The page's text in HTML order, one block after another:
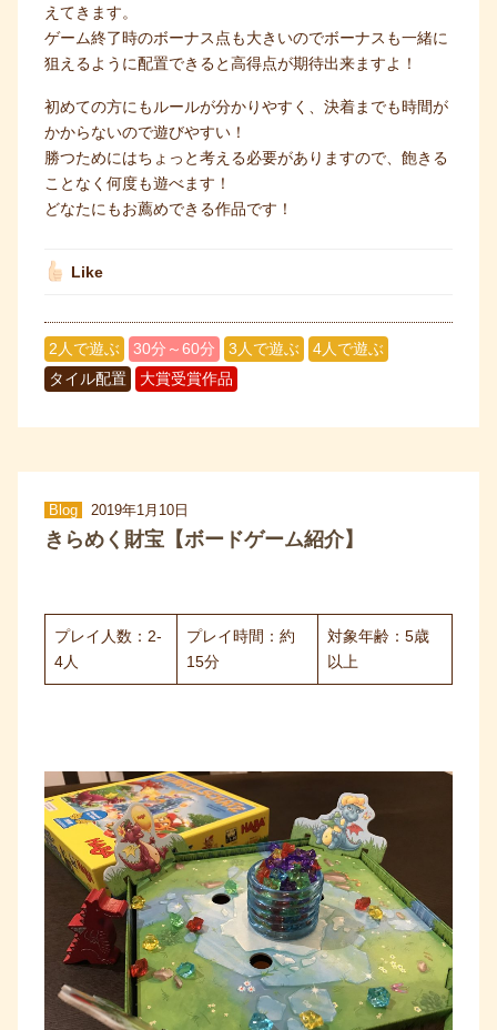
えてきます。
ゲーム終了時のボーナス点も大きいのでボーナスも一緒に
狙えるように配置できると高得点が期待出来ますよ！
初めての方にもルールが分かりやすく、決着までも時間が
かからないので遊びやすい！
勝つためにはちょっと考える必要がありますので、飽きる
ことなく何度も遊べます！
どなたにもお薦めできる作品です！
Like
2人で遊ぶ 30分～60分 3人で遊ぶ
4人で遊ぶ
タイル配置
大賞受賞作品
Blog 2019年1月10日
きらめく財宝【ボードゲーム紹介】
プレイ人数：2-
4人
プレイ時間：約
15分
対象年齢：5歳
以上